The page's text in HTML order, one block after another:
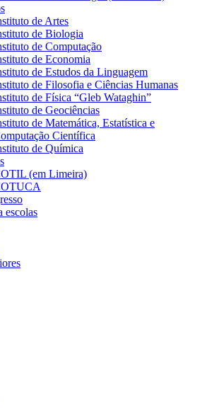
de Artes
de Biologia
de Computação
de Economia
de Estudos da Linguagem
de Filosofia e Ciências Humanas
de Física “Gleb Wataghin”
de Geociências
de Matemática, Estatística e
Científica
de Química
(em Limeira)
escolas